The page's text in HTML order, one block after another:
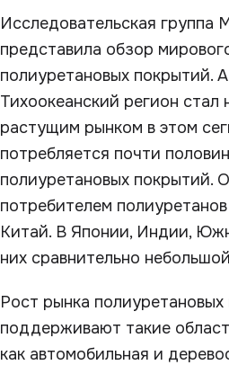
Исследовательская группа
представила обзор
полиуретановых покрытий.
Тихоокеанский регион стал
растущим рынком в этом
потребляется почти
полиуретановых покрытий.
потребителем
Китай. В Японии, Индии,
них сравнительно
Рост рынка
поддерживают такие
как автомобильная и